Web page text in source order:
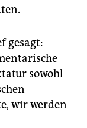
gesagt:
sowohl
wir werden